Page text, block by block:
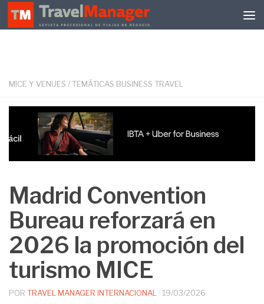
Debajo del contenido
MICE Y VENUES / TEMÁTICAS BUSINESS TRAVEL
Madrid Convention
Bureau reforzará en
2026 la promoción del
turismo MICE
POR TRAVEL MANAGER INTERNACIONAL · 19/03/2026